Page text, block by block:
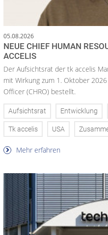
05.08.2026
NEUE CHIEF HUMAN
ACCELIS
Der Aufsichtsrat der tk accelis
mit Wirkung zum 1. Oktober
Officer (CHRO) bestellt.
Aufsichtsrat Entwicklung
Tk accelis USA
Mehr erfahren